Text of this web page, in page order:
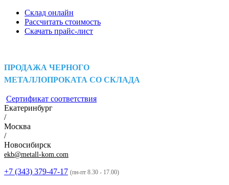
Склад онлайн
Рассчитать стоимость
Скачать прайс-лист
ПРОДАЖА ЧЕРНОГО
МЕТАЛЛОПРОКАТА СО СКЛАДА
Сертификат соответствия
Екатеринбург
/
Москва
/
Новосибирск
ekb@metall-kom.com
+7 (343) 379-47-17 (пн-пт 8.30 - 17.00)